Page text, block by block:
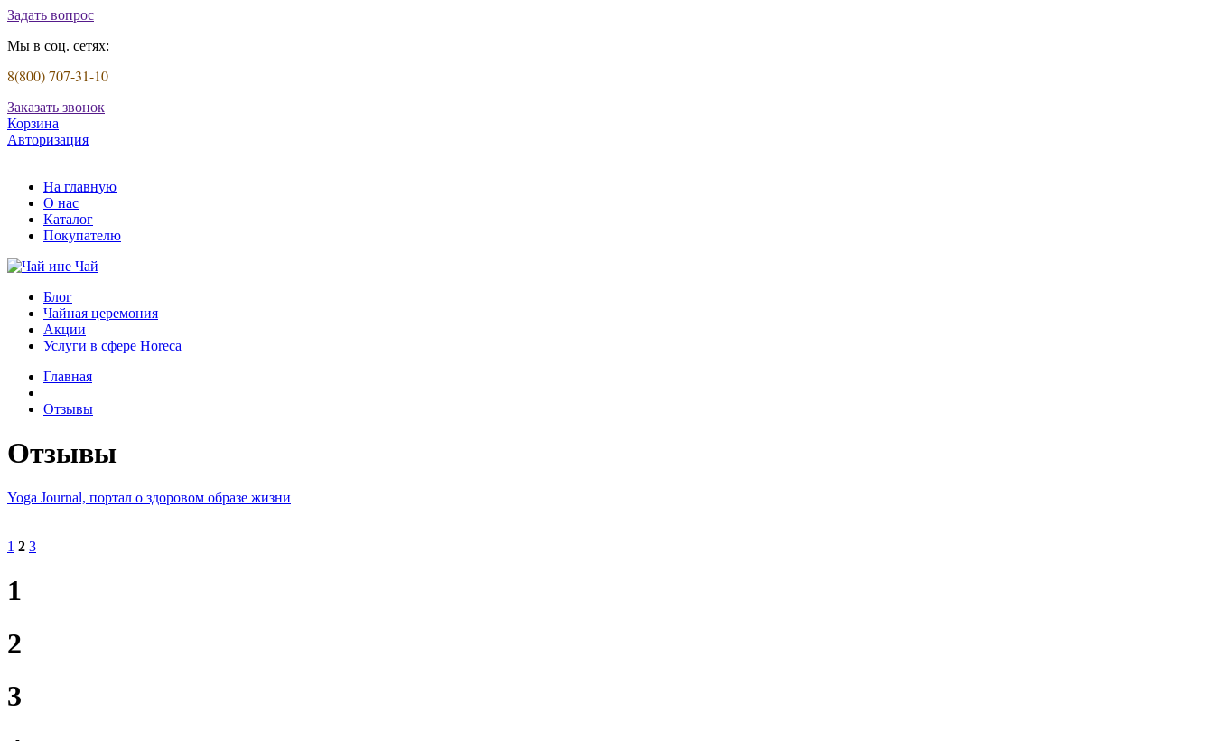
Задать вопрос
Мы в соц. сетях:
8(800) 707-31-10
Заказать звонок
Корзина
Авторизация
На главную
О нас
Каталог
Покупателю
Блог
Чайная церемония
Акции
Услуги в сфере Horeca
Главная
Отзывы
Отзывы
Yoga Journal, портал о здоровом образе жизни
1 2 3
1
2
3